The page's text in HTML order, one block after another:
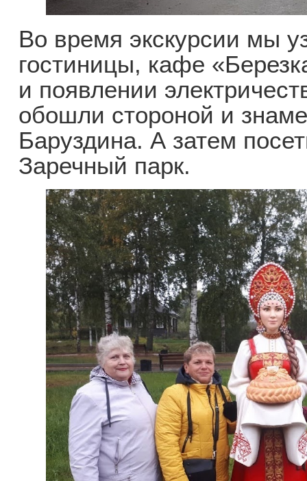
Во время экскурсии мы
гостиницы, кафе
и появлении
обошли стороной и
Баруздина. А затем
Заречный парк.